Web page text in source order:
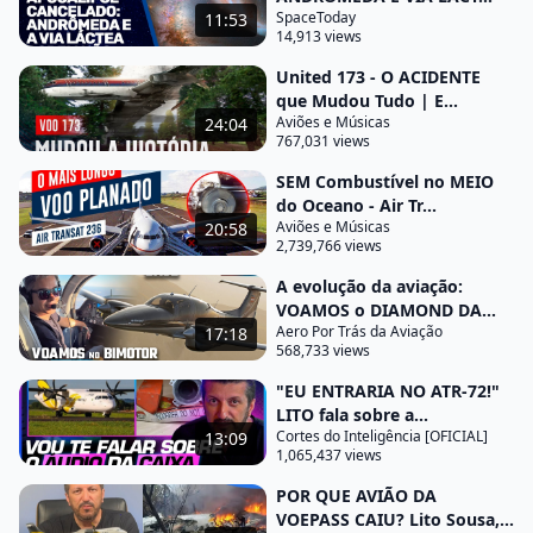
dizer
Lito quer dizer que se eles foram aprovados por
todos esses órgãos é porque o fabricante
demonstrou que atende os rigorosos padrões de
segurança para uma aeronave comercial e o ATR
em particular ele tem uma construção mais robusta
porque ele foi projetado para operar em uma
grande Gama de aeroportos incluindo pistas curtas
a estrutura dele é reforçada justamente para isso e
Diferentemente do que é dito a respeito do ATR ele
tá muito longe de ser um Tec Teco ele é um avião
muito moderno e ele tem um
Pit todo equipado com telas digitais de alta
tecnologia o fato dele ter hélice não significa que
ele é um avião antigo significa que para a missão
que ele cumpre esse tipo de motor é melhor do que
11:53
SpaceToday
14,913 views
24:04
United 173 - O ACIDENTE
que Mudou Tudo | E...
Aviões e Músicas
767,031 views
20:58
SEM Combustível no MEIO
do Oceano - Air Tr...
Aviões e Músicas
2,739,766 views
17:18
A evolução da aviação:
VOAMOS o DIAMOND DA...
Aero Por Trás da Aviação
568,733 views
13:09
"EU ENTRARIA NO ATR-72!"
LITO fala sobre a...
Cortes do Inteligência [OFICIAL]
1,065,437 views
POR QUE AVIÃO DA
VOEPASS CAIU? Lito Sousa,...